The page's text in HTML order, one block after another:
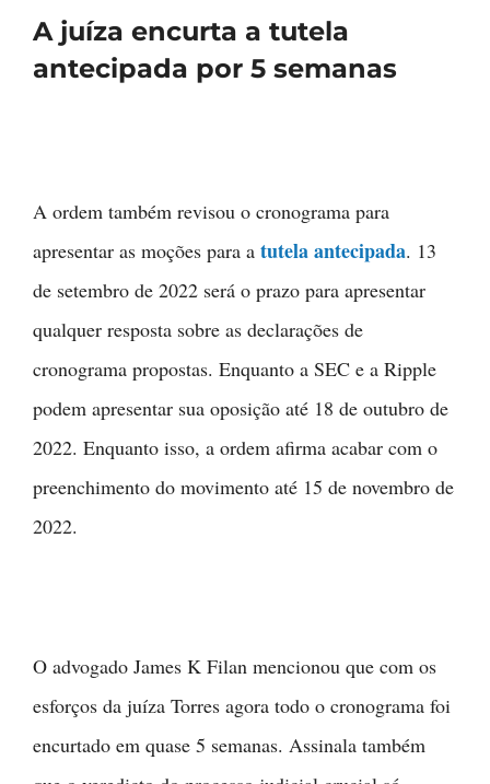
A juíza encurta a tutela
antecipada por 5 semanas
A ordem também revisou o cronograma para
apresentar as moções para a tutela antecipada. 13
de setembro de 2022 será o prazo para apresentar
qualquer resposta sobre as declarações de
cronograma propostas. Enquanto a SEC e a Ripple
podem apresentar sua oposição até 18 de outubro de
2022. Enquanto isso, a ordem afirma acabar com o
preenchimento do movimento até 15 de novembro de
2022.
O advogado James K Filan mencionou que com os
esforços da juíza Torres agora todo o cronograma foi
encurtado em quase 5 semanas. Assinala também